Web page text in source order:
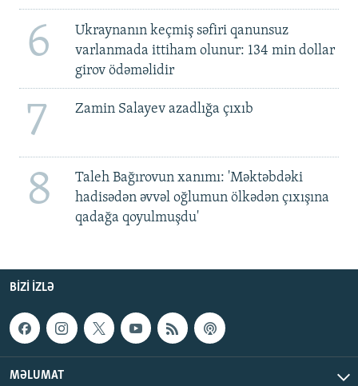
6
Ukraynanın keçmiş səfiri qanunsuz
varlanmada ittiham olunur: 134 min dollar
girov ödəməlidir
7 Zamin Salayev azadlığa çıxıb
8
Taleh Bağırovun xanımı: 'Məktəbdəki
hadisədən əvvəl oğlumun ölkədən çıxışına
qadağa qoyulmuşdu'
BIZI IZLƏ
MƏLUMAT